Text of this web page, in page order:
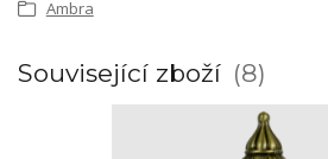
Ambra
Související zboží 8